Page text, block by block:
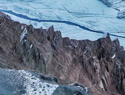
热播榜 总台企业白名单